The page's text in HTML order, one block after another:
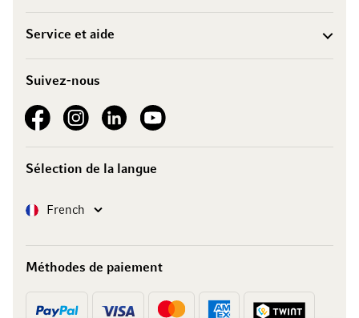
Service et aide
Suivez-nous
See our FacebookSee our Instagram account
See our LinkedInSee our YouTube channel
Sélection de la langue
LangueFrench
Méthodes de paiement